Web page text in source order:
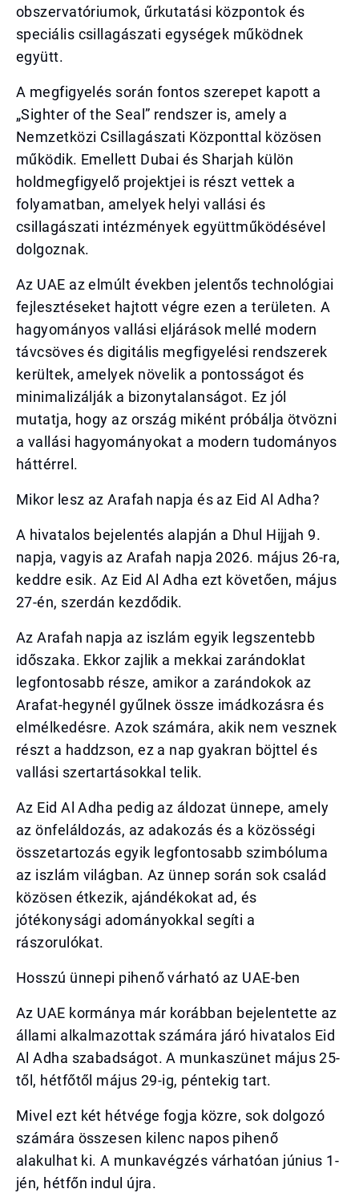
obszervatóriumok, űrkutatási központok és
speciális csillagászati egységek működnek
együtt.
A megfigyelés során fontos szerepet kapott a
„Sighter of the Seal” rendszer is, amely a
Nemzetközi Csillagászati Központtal közösen
működik. Emellett Dubai és Sharjah külön
holdmegfigyelő projektjei is részt vettek a
folyamatban, amelyek helyi vallási és
csillagászati intézmények együttműködésével
dolgoznak.
Az UAE az elmúlt években jelentős technológiai
fejlesztéseket hajtott végre ezen a területen. A
hagyományos vallási eljárások mellé modern
távcsöves és digitális megfigyelési rendszerek
kerültek, amelyek növelik a pontosságot és
minimalizálják a bizonytalanságot. Ez jól
mutatja, hogy az ország miként próbálja ötvözni
a vallási hagyományokat a modern tudományos
háttérrel.
Mikor lesz az Arafah napja és az Eid Al Adha?
A hivatalos bejelentés alapján a Dhul Hijjah 9.
napja, vagyis az Arafah napja 2026. május 26-ra,
keddre esik. Az Eid Al Adha ezt követően, május
27-én, szerdán kezdődik.
Az Arafah napja az iszlám egyik legszentebb
időszaka. Ekkor zajlik a mekkai zarándoklat
legfontosabb része, amikor a zarándokok az
Arafat-hegynél gyűlnek össze imádkozásra és
elmélkedésre. Azok számára, akik nem vesznek
részt a haddzson, ez a nap gyakran böjttel és
vallási szertartásokkal telik.
Az Eid Al Adha pedig az áldozat ünnepe, amely
az önfeláldozás, az adakozás és a közösségi
összetartozás egyik legfontosabb szimbóluma
az iszlám világban. Az ünnep során sok család
közösen étkezik, ajándékokat ad, és
jótékonysági adományokkal segíti a
rászorulókat.
Hosszú ünnepi pihenő várható az UAE-ben
Az UAE kormánya már korábban bejelentette az
állami alkalmazottak számára járó hivatalos Eid
Al Adha szabadságot. A munkaszünet május 25-
től, hétfőtől május 29-ig, péntekig tart.
Mivel ezt két hétvége fogja közre, sok dolgozó
számára összesen kilenc napos pihenő
alakulhat ki. A munkavégzés várhatóan június 1-
jén, hétfőn indul újra.